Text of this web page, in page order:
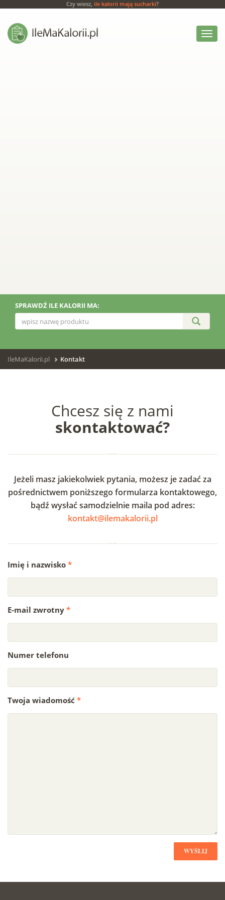
Czy wiesz, ile kalorii mają sucharki?
Włącz
menu
SPRAWDŹ ILE KALORII MA:
IleMaKalorii.pl Kontakt
Chcesz się z nami
skontaktować?
Jeżeli masz jakiekolwiek pytania, możesz je zadać za
pośrednictwem poniższego formularza kontaktowego,
bądź wysłać samodzielnie maila pod adres:
kontakt@ilemakalorii.pl
Imię i nazwisko *
E-mail zwrotny *
Numer telefonu
Twoja wiadomość *
WYŚLIJ